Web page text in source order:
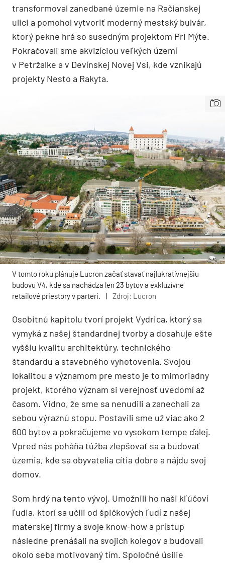
transformoval zanedbané územie na Račianskej
ulici a pomohol vytvoriť moderný mestský bulvár,
ktorý pekne hrá so susedným projektom Pri Mýte.
Pokračovali sme akvizíciou veľkých území
v Petržalke a v Devínskej Novej Vsi, kde vznikajú
projekty Nesto a Rakyta.
V tomto roku plánuje Lucron začať stavať najlukratívnejšiu
budovu V4, kde sa nachádza len 23 bytov a exkluzívne
retailové priestory v parteri.
| Zdroj: Lucron
Osobitnú kapitolu tvorí projekt Vydrica, ktorý sa
vymyká z našej štandardnej tvorby a dosahuje ešte
vyššiu kvalitu architektúry, technického
štandardu a stavebného vyhotovenia. Svojou
lokalitou a významom pre mesto je to mimoriadny
projekt, ktorého význam si verejnosť uvedomí až
časom. Vidno, že sme sa nenudili a zanechali za
sebou výraznú stopu. Postavili sme už viac ako 2
600 bytov a pokračujeme vo vysokom tempe ďalej.
Vpred nás poháňa túžba zlepšovať sa a budovať
územia, kde sa obyvatelia cítia dobre a nájdu svoj
domov.
Som hrdý na tento vývoj. Umožnili ho naši kľúčoví
ľudia, ktorí sa učili od špičkových ľudí z našej
materskej firmy a svoje know-how a prístup
následne prenášali na svojich kolegov a budovali
okolo seba motivovaný tím. Spoločné úsilie